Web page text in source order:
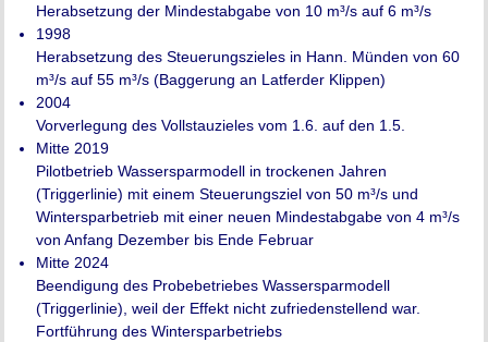
Herabsetzung der Mindestabgabe von 10 m³/s auf 6 m³/s
1998
Herabsetzung des Steuerungszieles in Hann. Münden von 60
m³/s auf 55 m³/s (Baggerung an Latferder Klippen)
2004
Vorverlegung des Vollstauzieles vom 1.6. auf den 1.5.
Mitte 2019
Pilotbetrieb Wassersparmodell in trockenen Jahren
(Triggerlinie) mit einem Steuerungsziel von 50 m³/s und
Wintersparbetrieb mit einer neuen Mindestabgabe von 4 m³/s
von Anfang Dezember bis Ende Februar
Mitte 2024
Beendigung des Probebetriebes Wassersparmodell
(Triggerlinie), weil der Effekt nicht zufriedenstellend war.
Fortführung des Wintersparbetriebs